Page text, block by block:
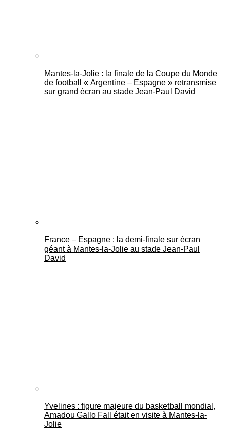
Mantes-la-Jolie : la finale de la Coupe du Monde
de football « Argentine – Espagne » retransmise
sur grand écran au stade Jean-Paul David
France – Espagne : la demi-finale sur écran
géant à Mantes-la-Jolie au stade Jean-Paul
David
Yvelines : figure majeure du basketball mondial,
Amadou Gallo Fall était en visite à Mantes-la-
Jolie